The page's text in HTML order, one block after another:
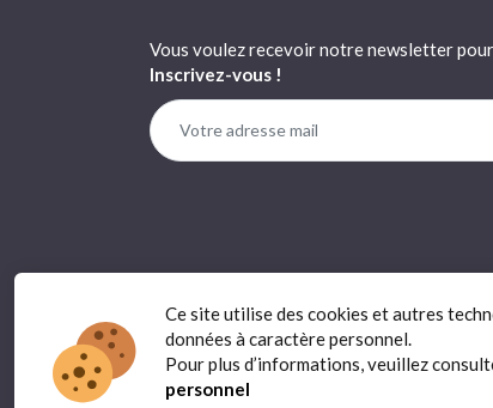
Vous voulez recevoir notre newsletter
Inscrivez-vous !
Ce site utilise des cookies et autres
données à caractère personnel.
Pour plus d’informations, veuillez
personnel